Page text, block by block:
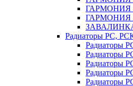
ГАРМОНИЯ
ГАРМОНИЯ
Радиаторы РС,
Радиаторы
Радиаторы
Радиаторы
Радиаторы
Радиаторы